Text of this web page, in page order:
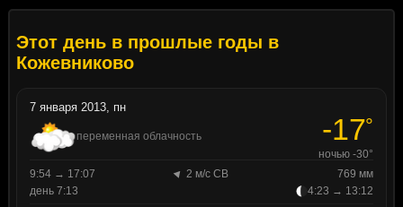
Этот день в прошлые годы в
Кожевниково
7 января 2013, пн
переменная облачность -17°
ночью -30°
9:54 → 17:07
2 м/с СВ
769 мм
день 7:13
4:23 → 13:12